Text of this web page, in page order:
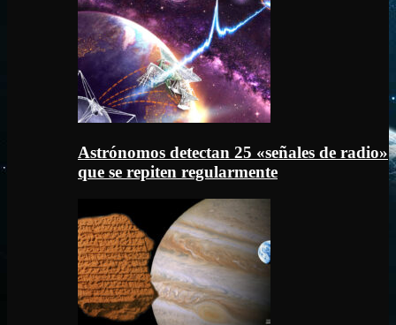
Astrónomos detectan 25 «señales de radio»
que se repiten regularmente